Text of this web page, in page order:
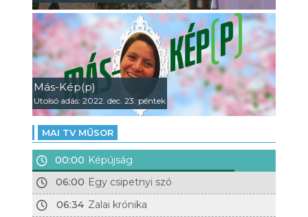
Más-Kép(p)
Utolsó adás: 2022. dec. 23. péntek
MAI TV MŰSOR
00:00 Képújság
06:00 Egy csipetnyi szó
06:34 Zalai krónika